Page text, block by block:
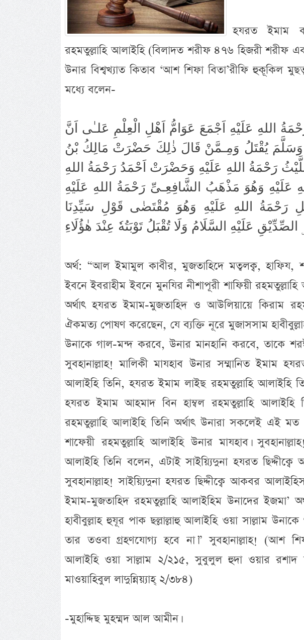
হযরত ইমাম
রহমতুল্লাহি আলাইহি (বিলাদত শরীফ ৪৭৬ হিজরী শরীফ
উনার বিশ্বখ্যাত কিতাব ‘আশ শিফা বিতা’রীফি হুকূকিল
মধ্যে বলেন-
اللهِ عَلَيْهِ اَجْمَعَ عَوَامُّ اَهْلِ الْعِلْمِ عَلـٰى اَنَّ
وَسَلَّمَ يُقْتَلُ وَمِـمَّنْ قَالَ ذٰلِكَ حَضْرَتْ مَالِكُ بْنُ
رَحْمَةُ اللهِ عَلَيْهِ وَحَضْرَتْ اَحْمَدُ رَحْمَةُ اللهِ
وَهُوَ مَذْهَبُ الشَّافِعِـىِّ رَحْمَةُ اللهِ عَلَيْهِ
رَحْمَةُ اللهِ عَلَيْهِ وَهُوَ مُقْتَضٰى قَوْلِ سَيِّدِنَا
عَلَيْهِ السَّلَامُ وَلَا تُقْبَلُ تَوْبَتُهٗ عِنْدَ هٰؤُلَاءِ
অর্থ: “আল ইমামুল কাবীর, মুজতাহিদে মত্বলক্ব,
ইবনে ইবরাহীম ইবনে মুনযির নীশাপূরী শাফিয়ী
অর্থাৎ হযরত ইমাম-মুজতাহিদ ও আউলিয়ায়ে কিরাম
ঐকমত্য পোষণ করেছেন, যে ব্যক্তি নূরে মুজাসসাম
উনাকে গাল-মন্দ করবে, উনার মানহানি করবে, তাকে
সুবহানাল্লাহ! মালিকী মাযহাব উনার সম্মানিত ইমাম
আলাইহি তিনি, হযরত ইমাম লাইছ রহমতুল্লাহি আলাইহি
হযরত ইমাম আহমাদ বিন হাম্বল রহমতুল্লাহি আলাইহি
রহমতুল্লাহি আলাইহি তিনি অর্থাৎ উনারা সকলেই এই
শাফেয়ী রহমতুল্লাহি আলাইহি উনার মাযহাব।
আলাইহি তিনি বলেন, এটাই সাইয়্যিদুনা হযরত
সুবহানাল্লাহ! সাইয়্যিদুনা হযরত ছিদ্দীক্বে আকবর
ইমাম-মুজতাহিদ রহমতুল্লাহি আলাইহিম উনাদের ইজমা’
হাবীবুল্লাহ হুযূর পাক ছল্লাল্লাহু আলাইহি ওয়া সাল্লাম
তার তওবা গ্রহণযোগ্য হবে না।” সুবহানাল্লাহ! (আশ
আলাইহি ওয়া সাল্লাম ২/২১৫, সুবুলুল হুদা ওয়ার
মাওয়াহিবুল লাদুন্নিয়্যাহ্ ২/৩৮৪)
-মুহাদ্দিছ মুহম্মদ আল আমীন।